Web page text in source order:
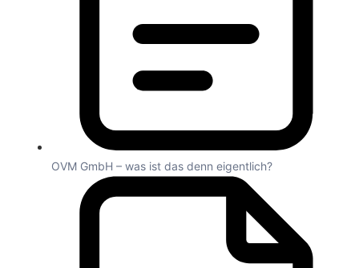
OVM GmbH – was ist das denn eigentlich?